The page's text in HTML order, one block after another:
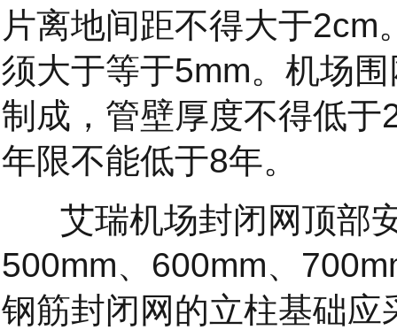
片离地间距不得大于2cm
须大于等于5mm。机场
制成，管壁厚度不得低于
年限不能低于8年。
艾瑞机场封闭网顶部
500mm、 600mm、
钢筋封闭网的立柱基础